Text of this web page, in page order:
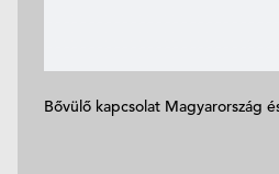
Bővülő kapcsolat Magyarország